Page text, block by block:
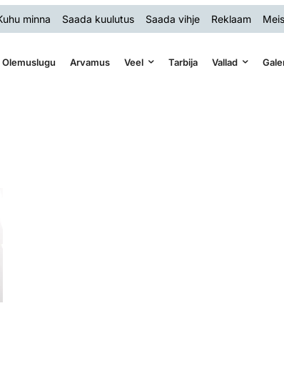
minna Saada kuulutus Saada vihje Reklaam
Olemuslugu Arvamus Veel Tarbija Vallad